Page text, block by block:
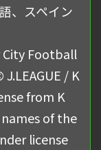
、スペイン
Football
J.LEAGUE / K
from K
names of the
license